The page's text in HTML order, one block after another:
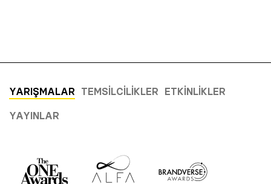
YARIŞMALAR TEMSILCILIKLER ETKINLIKLER
YAYINLAR